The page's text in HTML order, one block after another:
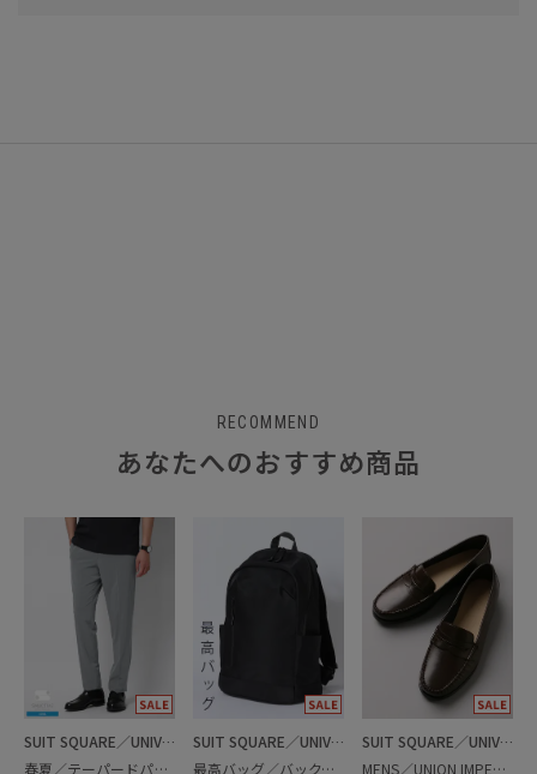
RECOMMEND
あなたへのおすすめ商品
SUIT SQUARE／UNIVERSAL LANGUAGE
春夏／テーパードパンツ
SUIT SQUARE／UNIVERSAL LANGUAGE
最高バッグ／バックパック
SUIT SQUARE／UNIVERSAL LANGUAGE
MENS／UNION IMPERIAL監修／コインローファー